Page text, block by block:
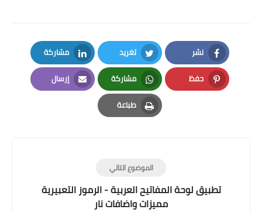
نشر
Facebook
تغريد
Twitter
مشاركة
LinkedIn
حفظ
Pinterest
مشاركة
Whatsapp
إرسال
Email
طباعة
Print
الموضوع التالي
تطبيق لوحة المفاتيح العربية - الرموز التعبيرية
مميزات واضافات نار